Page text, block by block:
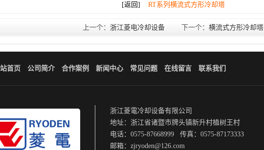
[返回] RT系列横流式方形冷却塔
上一个： 浙江菱电冷却设备 下一个： 横流式方形冷却塔
首页 公司简介 合作案例 新闻中心 常见问题 在线留言 联系我们
浙江菱電冷却设备有限公司
地址：浙江省诸暨市牌头镇新升村植树王村
电话：0575-87668999 传真：0575-87173333
邮箱：zjryoden@126.com